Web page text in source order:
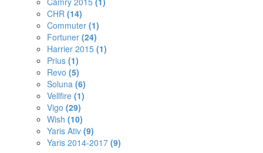
CHR (14)
Commuter (1)
Fortuner (24)
Harrier 2015 (1)
Prius (1)
Revo (5)
Soluna (6)
Vellfire (1)
Vigo (29)
Wish (10)
Yaris Ativ (9)
Yaris 2014-2017 (9)